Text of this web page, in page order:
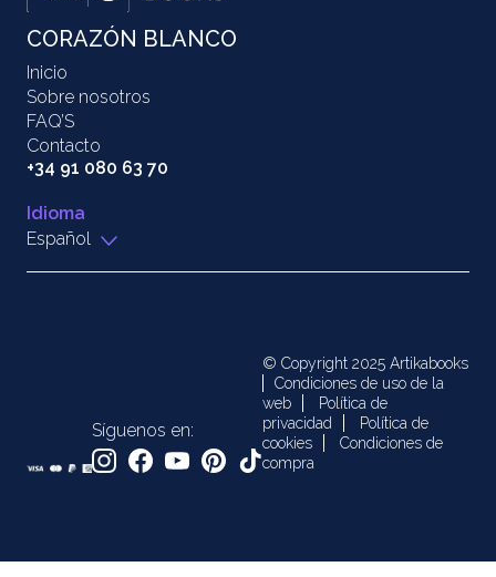
CORAZÓN BLANCO
Inicio
Sobre nosotros
FAQ’S
Contacto
+34 91 080 63 70
Idioma
Español
Síguenos en:
© Copyright 2025 Artikabooks
Condiciones de uso de la
web
Política de
privacidad
Política de
cookies
Condiciones de
compra